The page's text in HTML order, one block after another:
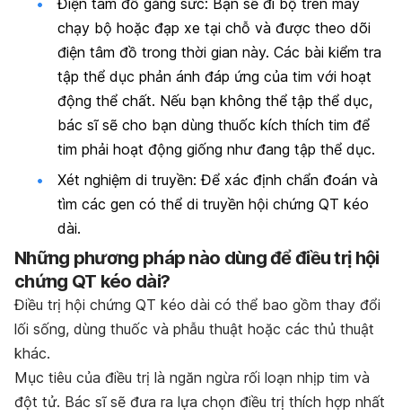
Điện tâm đồ gắng sức: Bạn sẽ đi bộ trên máy
chạy bộ hoặc đạp xe tại chỗ và được theo dõi
điện tâm đồ trong thời gian này. Các bài kiểm tra
tập thể dục phản ánh đáp ứng của tim với hoạt
động thể chất. Nếu bạn không thể tập thể dục,
bác sĩ sẽ cho bạn dùng thuốc kích thích tim để
tim phải hoạt động giống như đang tập thể dục.
Xét nghiệm di truyền: Để xác định chẩn đoán và
tìm các gen có thể di truyền hội chứng QT kéo
dài.
Những phương pháp nào dùng để điều trị hội
chứng QT kéo dài?
Điều trị hội chứng QT kéo dài có thể bao gồm thay đổi
lối sống, dùng thuốc và phẫu thuật hoặc các thủ thuật
khác.
Mục tiêu của điều trị là ngăn ngừa rối loạn nhịp tim và
đột tử. Bác sĩ sẽ đưa ra lựa chọn điều trị thích hợp nhất